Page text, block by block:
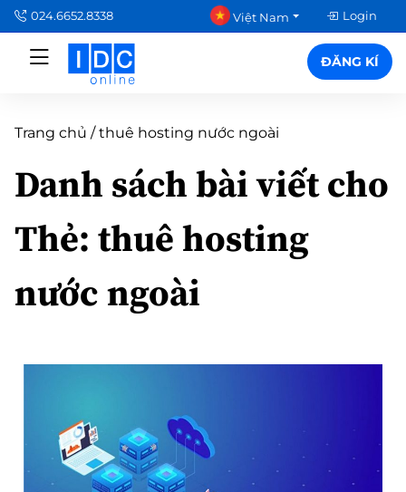
024.6652.8338 Việt Nam Login
ĐĂNG KÍ
Trang chủ /thuê hosting nước ngoài
Danh sách bài viết cho
Thẻ:thuê hosting
nước ngoài